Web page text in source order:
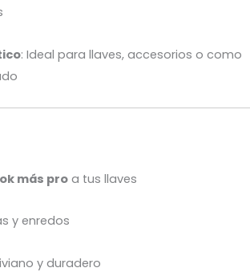
: Ideal para llaves, accesorios o como
más proa tus llaves
y enredos
y duradero